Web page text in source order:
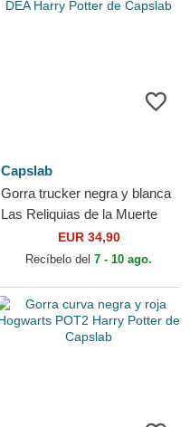
Capslab
Gorra trucker negra y blanca
Las Reliquias de la Muerte
HP3 DEA Harry Potter de
Capslab
EUR 34,90
Recíbelo del 7 - 10 ago.